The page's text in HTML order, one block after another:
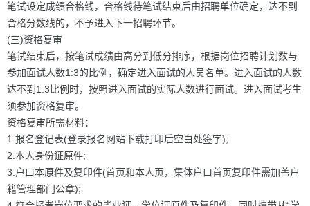
笔试设定成绩合格线，合格线待笔试结束后由招聘单位确定，达不到
合格分数线的，不予进入下一招聘环节。
(三)资格复审
笔试结束后，按笔试成绩由高分到低分排序，根据岗位招聘计划数与
参加面试人数1:3的比例，确定进入面试的人员名单。进入面试的人数
达不到1:3比例时，按照进入面试的实际人数进行面试。进入面试考生
须参加资格复审。
资格复审所需材料：
1.报名登记表(登录报名网站下载打印后空白处签字);
2.本人身份证原件;
3.户口本原件及复印件(首页和本人页，集体户口首页复印件需加盖户
籍管理部门公章);